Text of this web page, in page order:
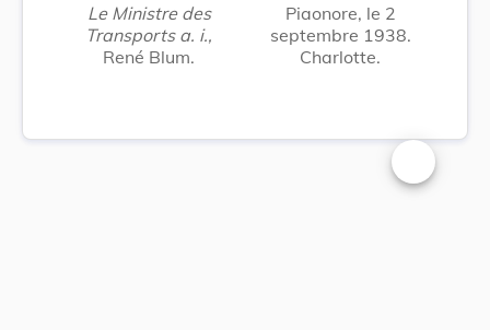
Le Ministre des
Transports a. i.,
René Blum.
Piaonore, le 2
septembre 1938.
Charlotte.
Changer la